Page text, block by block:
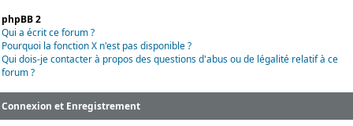
phpBB 2
Qui a écrit ce forum ?
Pourquoi la fonction X n'est pas disponible ?
Qui dois-je contacter à propos des questions d'abus ou de légalité relatif à ce
forum ?
Connexion et Enregistrement